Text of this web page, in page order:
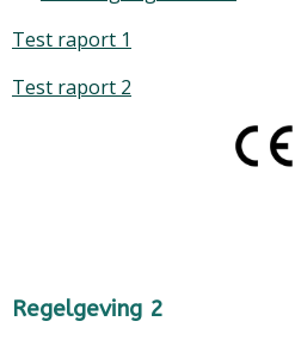
Test raport 1
Test raport 2
Regelgeving 2